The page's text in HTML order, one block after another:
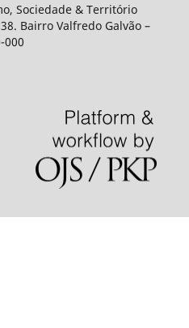
Sociedade & Território
Bairro Valfredo Galvão –
000